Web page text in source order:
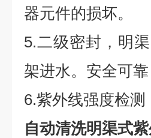
器元件的损坏。
5.二级密封，明
架进水。安全可靠
6.紫外线强度检
自动清洗明渠式